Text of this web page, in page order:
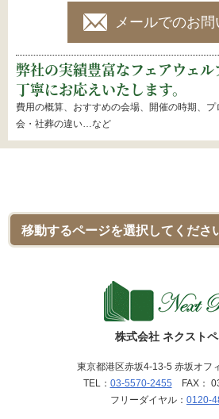
メールでのお
弊社の実績豊富なフェアウェ
丁寧にお応えいたします。
費用の概算、おすすめの会場、開催の時期、
会・社葬の違い…など
株式会社 ネクスト
東京都港区赤坂4-13-5 赤坂オフ
TEL： 03-5570-2455 FAX：
フリーダイヤル： 0120-